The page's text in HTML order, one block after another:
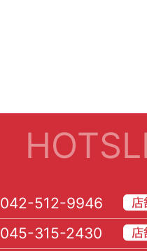
042-512-9946
045-315-2430